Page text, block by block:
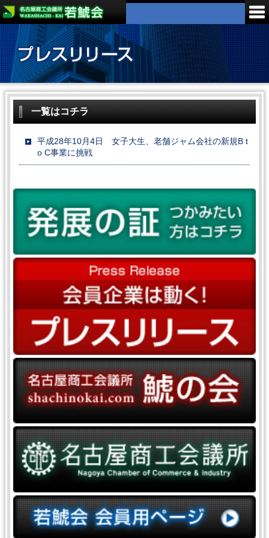
一覧はコチラ
平成28年10月4日 女子大生、老舗ジャム会社の新規B t
o C事業に挑戦